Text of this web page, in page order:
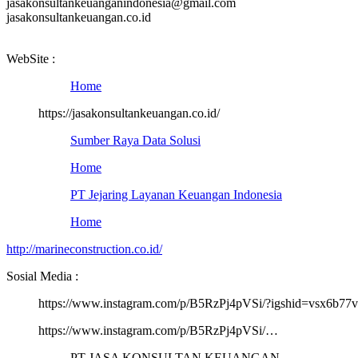
jasakonsultankeuangan.co.id
WebSite :
Home
https://jasakonsultankeuangan.co.id/
Sumber Raya Data Solusi
Home
PT Jejaring Layanan Keuangan Indonesia
Home
http://marineconstruction.co.id/
Sosial Media :
https://www.instagram.com/p/B5RzPj4pVSi/
https://www.instagram.com/p/B5RzPj4pVSi/…